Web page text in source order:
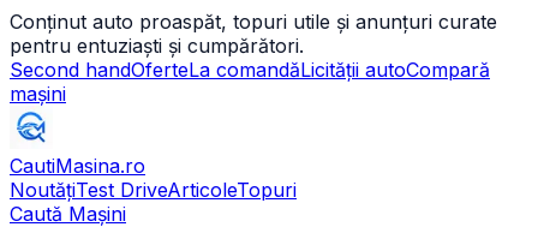
Conținut auto proaspăt, topuri utile și anunțuri curate
pentru entuziaști și cumpărători.
Second handOferteLa comandăLicității autoCompară
mașini
CautiMasina.ro
NoutățiTest DriveArticoleTopuri
Caută Mașini